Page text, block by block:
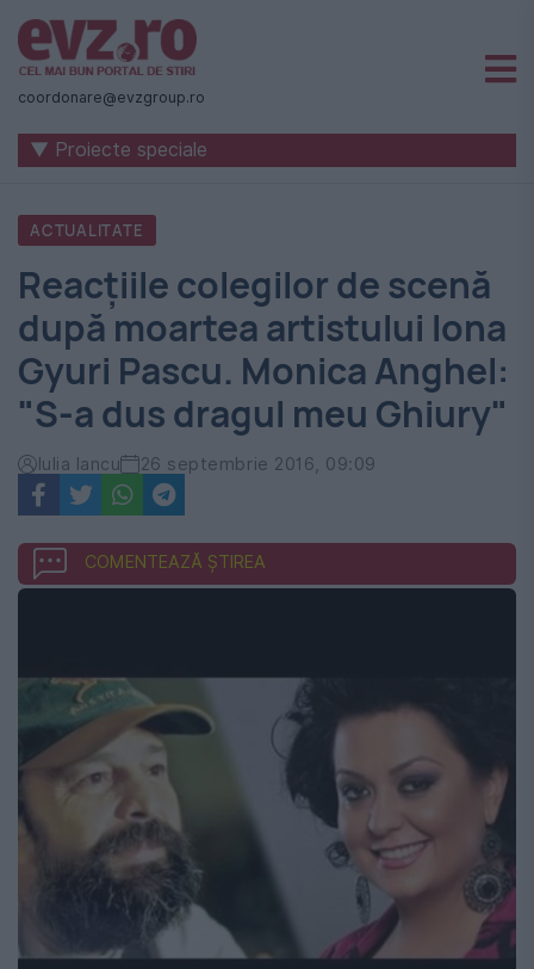
Știri
naționale
internaționale
România
-
Evenimentul
Zilei
coordonare@evzgroup.ro
▼ Proiecte speciale
ACTUALITATE
Reacţiile colegilor de scenă
după moartea artistului Iona
Gyuri Pascu. Monica Anghel:
"S-a dus dragul meu Ghiury"
Iulia Iancu 26 septembrie 2016, 09:09
COMENTEAZĂ ȘTIREA